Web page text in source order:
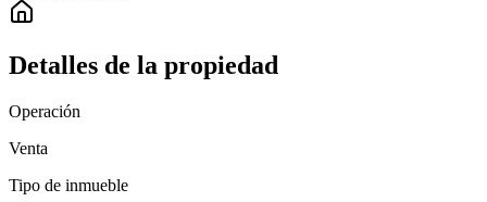
Detalles de la propiedad
Operación
Venta
Tipo de inmueble